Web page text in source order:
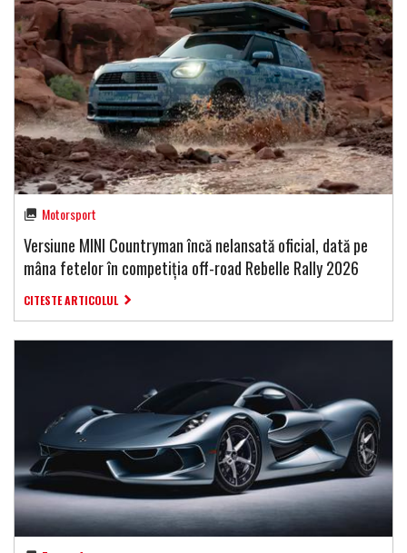
Motorsport
Versiune MINI Countryman încă nelansată oficial, dată pe
mâna fetelor în competiția off-road Rebelle Rally 2026
CITESTE ARTICOLUL